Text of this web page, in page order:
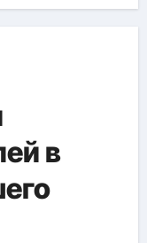
в